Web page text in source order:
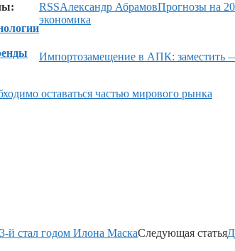
RSSАлександр АбрамовПрогнозы на
экономика
Импортозамещение в АПК: заместить
оставаться частью мирового рынка
й стал годом Илона МаскаСледующая статья